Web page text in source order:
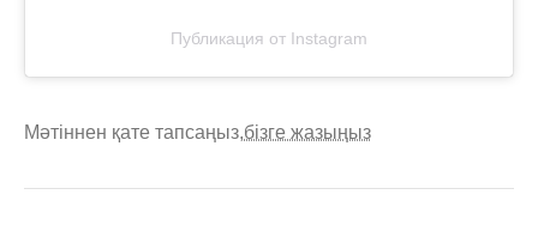
Публикация от Instagram
Мәтіннен қате тапсаңыз,бізге жазыңыз